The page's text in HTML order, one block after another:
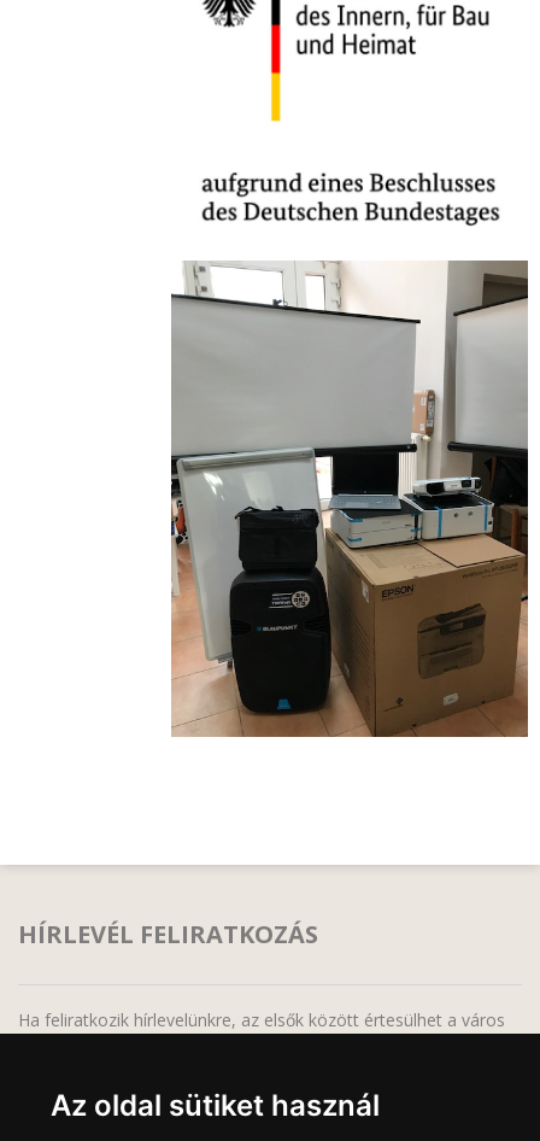
Az oldal sütiket használ
HÍRLEVÉL FELIRATKOZÁS
Ha feliratkozik hírlevelünkre, az elsők között értesülhet a város
legfrissebb híreiről, programjairól!